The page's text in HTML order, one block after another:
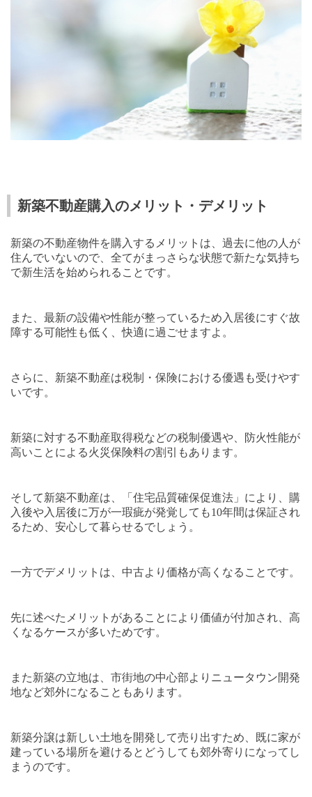
新築不動産購入のメリット・デメリット
新築の不動産物件を購入するメリットは、過去に他の人が
住んでいないので、全てがまっさらな状態で新たな気持ち
で新生活を始められることです。
また、最新の設備や性能が整っているため入居後にすぐ故
障する可能性も低く、快適に過ごせますよ。
さらに、新築不動産は税制・保険における優遇も受けやす
いです。
新築に対する不動産取得税などの税制優遇や、防火性能が
高いことによる火災保険料の割引もあります。
そして新築不動産は、「住宅品質確保促進法」により、購
入後や入居後に万が一瑕疵が発覚しても10年間は保証され
るため、安心して暮らせるでしょう。
一方でデメリットは、中古より価格が高くなることです。
先に述べたメリットがあることにより価値が付加され、高
くなるケースが多いためです。
また新築の立地は、市街地の中心部よりニュータウン開発
地など郊外になることもあります。
新築分譲は新しい土地を開発して売り出すため、既に家が
建っている場所を避けるとどうしても郊外寄りになってし
まうのです。